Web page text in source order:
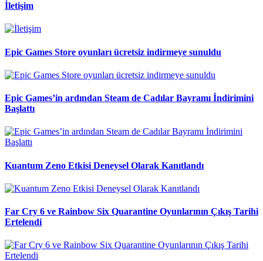
İletişim
Epic Games Store oyunları ücretsiz indirmeye sunuldu
Epic Games’in ardından Steam de Cadılar Bayramı İndirimini
Başlattı
Kuantum Zeno Etkisi Deneysel Olarak Kanıtlandı
Far Cry 6 ve Rainbow Six Quarantine Oyunlarının Çıkış Tarihi
Ertelendi